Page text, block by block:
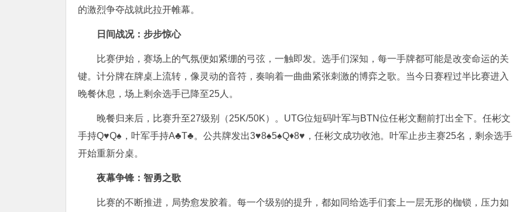
的激烈争夺战就此拉开帷幕。
日间战况：步步惊心
比赛伊始，赛场上的气氛便如紧绷的弓弦，一触即发。选手们深知，每一手牌都可能是改变命运的关
键。计分牌在牌桌上流转，像灵动的音符，奏响着一曲曲紧张刺激的博弈之歌。当今日赛程过半比赛进入
晚餐休息，场上剩余选手已降至25人。
晚餐归来后，比赛升至27级别（25K/50K）。UTG位短码叶军与BTN位任彬文翻前打出全下。任彬文
手持Q♥Q♠，叶军手持A♣T♣。公共牌发出3♥8♠5♠Q♦8♥，任彬文成功收池。叶军止步主赛25名，剩余选手
开始重新分桌。
夜幕争锋：智勇之歌
比赛的不断推进，局势愈发胶着。每一个级别的提升，都如同给选手们套上一层无形的枷锁，压力如